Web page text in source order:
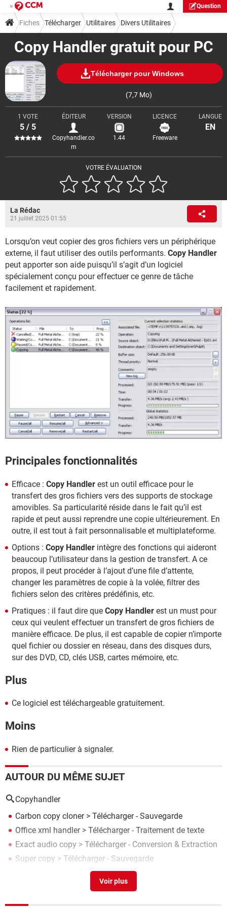
Question
Copy Handler gratuit pour PC
Télécharger pour Windows
(7,7 Mo)
VOTRE ÉVALUATION
1 VOTE
5 / 5
ÉDITEUR
Copyhandler.co
m
VERSION
1.44
LICENCE
Freeware
LANGUE
EN
Fiches Télécharger Utilitaires Divers Utilitaires
La Rédac
21 juillet 2025 01:55
Lorsqu’on veut copier des gros fichiers vers un périphérique
externe, il faut utiliser des outils performants. Copy Handler
peut apporter son aide puisqu’il s’agit d’un logiciel
spécialement conçu pour effectuer ce genre de tâche
facilement et rapidement.
Principales fonctionnalités
Efficace : Copy Handler est un outil efficace pour le
transfert des gros fichiers vers des supports de stockage
amovibles. Sa particularité réside dans le fait qu’il est
rapide et peut aussi reprendre une copie ultérieurement. En
outre, il est tout à fait personnalisable et multiplateforme.
Options : Copy Handler intègre des fonctions qui aideront
beaucoup l’utilisateur dans la gestion de transfert. A ce
propos, il peut procéder à l’ajout d’une file d’attente,
changer les paramètres de copie à la volée, filtrer des
fichiers selon des critères prédéfinis, etc.
Pratiques : il faut dire que Copy Handler est un must pour
ceux qui veulent effectuer un transfert de gros fichiers de
manière efficace. De plus, il est capable de copier n’importe
quel fichier ou dossier en réseau, dans des disques durs,
sur des DVD, CD, clés USB, cartes mémoire, etc.
Plus
Ce logiciel est téléchargeable gratuitement.
Moins
Rien de particulier à signaler.
AUTOUR DU MÊME SUJET
Copyhandler
Carbon copy cloner> Télécharger - Sauvegarde
Office xml handler> Télécharger - Traitement de texte
Exact audio copy > Télécharger - Conversion & Extraction
Super copy > Télécharger - Sauvegarde
> Télécharger - Divers Utilitaires